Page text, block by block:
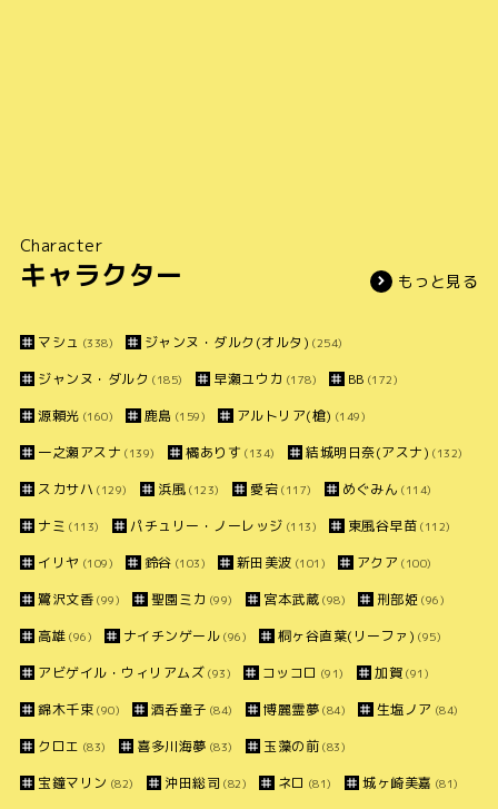
Character
キャラクター もっと見る
マシュ (338) ジャンヌ・ダルク(オルタ) (254)
ジャンヌ・ダルク (185) 早瀬ユウカ (178) BB (172)
源頼光 (160) 鹿島 (159) アルトリア(槍) (149)
一之瀬アスナ (139) 橘ありす (134) 結城明日奈(アスナ) (132)
スカサハ (129) 浜風 (123) 愛宕 (117) めぐみん (114)
ナミ (113) パチュリー・ノーレッジ (113) 東風谷早苗 (112)
イリヤ (109) 鈴谷 (103) 新田美波 (101) アクア (100)
鷺沢文香 (99) 聖園ミカ (99) 宮本武蔵 (98) 刑部姫 (96)
高雄 (96) ナイチンゲール (96) 桐ヶ谷直葉(リーファ) (95)
アビゲイル・ウィリアムズ (93) コッコロ (91) 加賀 (91)
錦木千束 (90) 酒呑童子 (84) 博麗霊夢 (84) 生塩ノア (84)
クロエ (83) 喜多川海夢 (83) 玉藻の前 (83)
宝鐘マリン (82) 沖田総司 (82) ネロ (81) 城ヶ崎美嘉 (81)